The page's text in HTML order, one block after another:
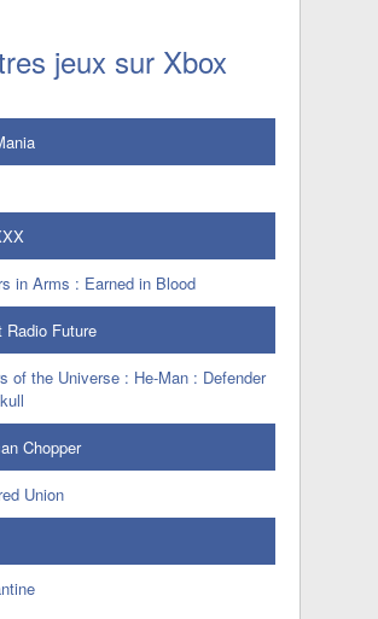
jeux sur Xbox
in Arms : Earned in Blood
Radio Future
of the Universe : He-Man : Defender
Chopper
Union